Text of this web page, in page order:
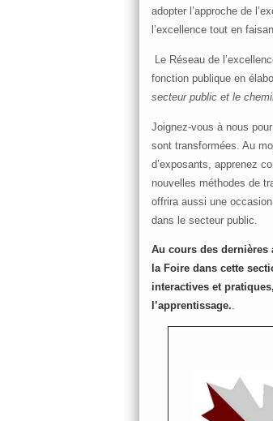
adopter l’approche de
l’excellence tout en
Le Réseau de
fonction publique en
secteur public et le
Joignez-vous à nous
sont transformées. Au
d’exposants, apprenez
nouvelles méthodes de
offrira aussi une
dans le secteur public.
Au cours des dernières
la Foire dans cette
interactives et
l’apprentissage..